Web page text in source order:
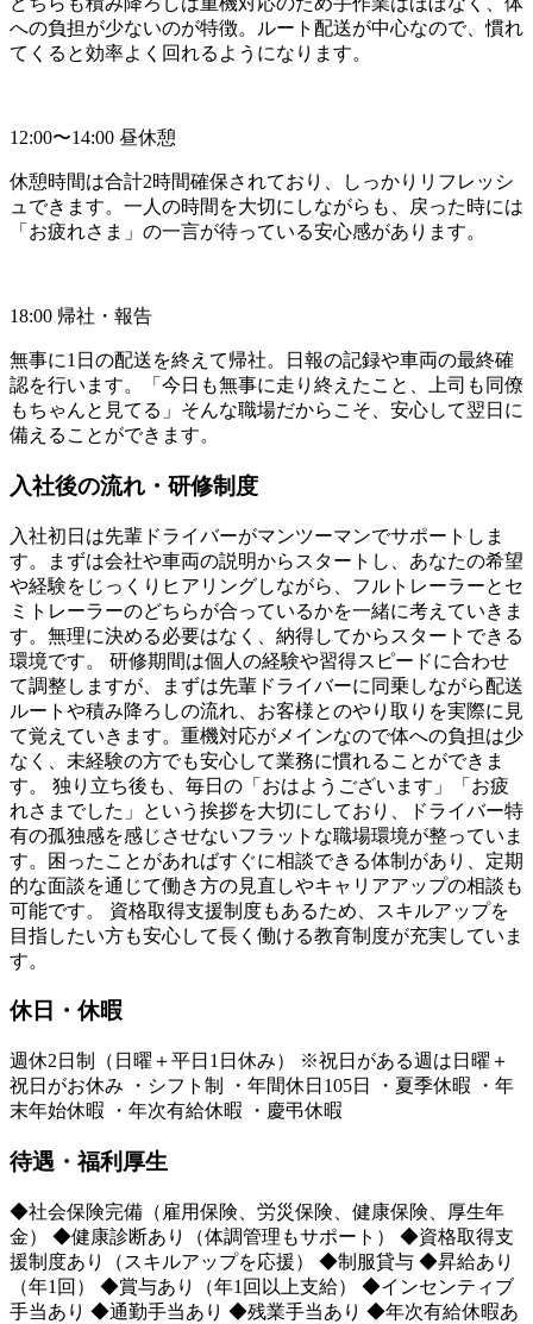
への負担が少ないのが特徴。ルート配送が中心なので、慣れ
てくると効率よく回れるようになります。
12:00〜14:00 昼休憩
休憩時間は合計2時間確保されており、しっかりリフレッシ
ュできます。一人の時間を大切にしながらも、戻った時には
「お疲れさま」の一言が待っている安心感があります。
18:00 帰社・報告
無事に1日の配送を終えて帰社。日報の記録や車両の最終確
認を行います。「今日も無事に走り終えたこと、上司も同僚
もちゃんと見てる」そんな職場だからこそ、安心して翌日に
備えることができます。
入社後の流れ・研修制度
入社初日は先輩ドライバーがマンツーマンでサポートしま
す。まずは会社や車両の説明からスタートし、あなたの希望
や経験をじっくりヒアリングしながら、フルトレーラーとセ
ミトレーラーのどちらが合っているかを一緒に考えていきま
す。無理に決める必要はなく、納得してからスタートできる
環境です。 研修期間は個人の経験や習得スピードに合わせ
て調整しますが、まずは先輩ドライバーに同乗しながら配送
ルートや積み降ろしの流れ、お客様とのやり取りを実際に見
て覚えていきます。重機対応がメインなので体への負担は少
なく、未経験の方でも安心して業務に慣れることができま
す。 独り立ち後も、毎日の「おはようございます」「お疲
れさまでした」という挨拶を大切にしており、ドライバー特
有の孤独感を感じさせないフラットな職場環境が整っていま
す。困ったことがあればすぐに相談できる体制があり、定期
的な面談を通じて働き方の見直しやキャリアアップの相談も
可能です。 資格取得支援制度もあるため、スキルアップを
目指したい方も安心して長く働ける教育制度が充実していま
す。
休日・休暇
週休2⽇制（⽇曜＋平⽇1⽇休み） ※祝⽇がある週は⽇曜＋
祝⽇がお休み ・シフト制 ・年間休⽇105⽇ ・夏季休暇 ・年
末年始休暇 ・年次有給休暇 ・慶弔休暇
待遇・福利厚生
◆社会保険完備（雇用保険、労災保険、健康保険、厚生年
金） ◆健康診断あり（体調管理もサポート） ◆資格取得⽀
援制度あり（スキルアップを応援） ◆制服貸与 ◆昇給あり
（年1回） ◆賞与あり（年1回以上支給） ◆インセンティブ
⼿当あり ◆通勤⼿当あり ◆残業⼿当あり ◆年次有給休暇あ